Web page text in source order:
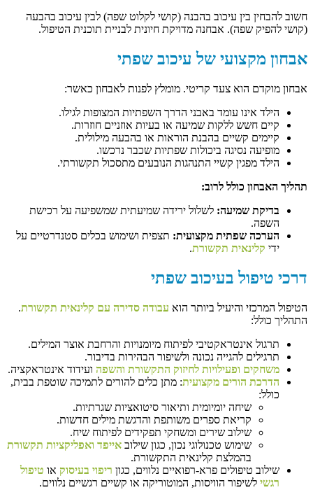
חשוב להבחין בין עיכוב בהבנה (קושי לקלוט שפה) לבין עיכוב בהבעה
(קושי להפיק שפה). אבחנה מדויקת חיונית לבניית תוכנית הטיפול.
אבחון מקצועי של עיכוב שפתי
אבחון מוקדם הוא צעד קריטי. מומלץ לפנות לאבחון כאשר:
הילד אינו עומד באבני הדרך השפתיות המצופות לגילו.
קיים חשש ללקות שמיעה או בעיות אוזניים חוזרות.
קיימים קשיים בהבנת הוראות או בהבעה מילולית.
מופיעה נסיגה ביכולות שפתיות שכבר נרכשו.
הילד מפגין קשיי התנהגות הנובעים מתסכול תקשורתי.
תהליך האבחון כולל לרוב:
בדיקת שמיעה: לשלול ירידה שמיעתית שמשפיעה על רכישת
השפה.
הערכה שפתית מקצועית: תצפית ושימוש בכלים סטנדרטיים על
ידי קלינאית תקשורת.
דרכי טיפול בעיכוב שפתי
הטיפול המרכזי והיעיל ביותר הוא עבודה סדירה עם קלינאית תקשורת.
התהליך כולל:
תרגול אינטראקטיבי לפיתוח מיומנויות והרחבת אוצר המילים.
תרגילים להגייה נכונה ולשיפור הבהירות בדיבור.
משחקים ופעילויות לחיזוק התקשורת והשפה ועידוד אינטראקציה.
הדרכת הורים מקצועית: מתן כלים להורים לתמיכה שוטפת בבית,
כולל:
שיחה יומיומית ותיאור סיטואציות שגרתיות.
קריאת ספרים משותפת והדגשת מילים חדשות.
שילוב שירים ומשחקי תפקידים לפיתוח שיח.
שימוש טכנולוגי נכון, כגון שילוב אייפד ואפליקציות תקשורת
בהמלצת קלינאית התקשורת.
שילוב טיפולים פרא-רפואיים נלווים, כגון ריפוי בעיסוק או טיפול
רגשי לשיפור הוויסות, המוטוריקה או קשיים רגשיים נלווים.